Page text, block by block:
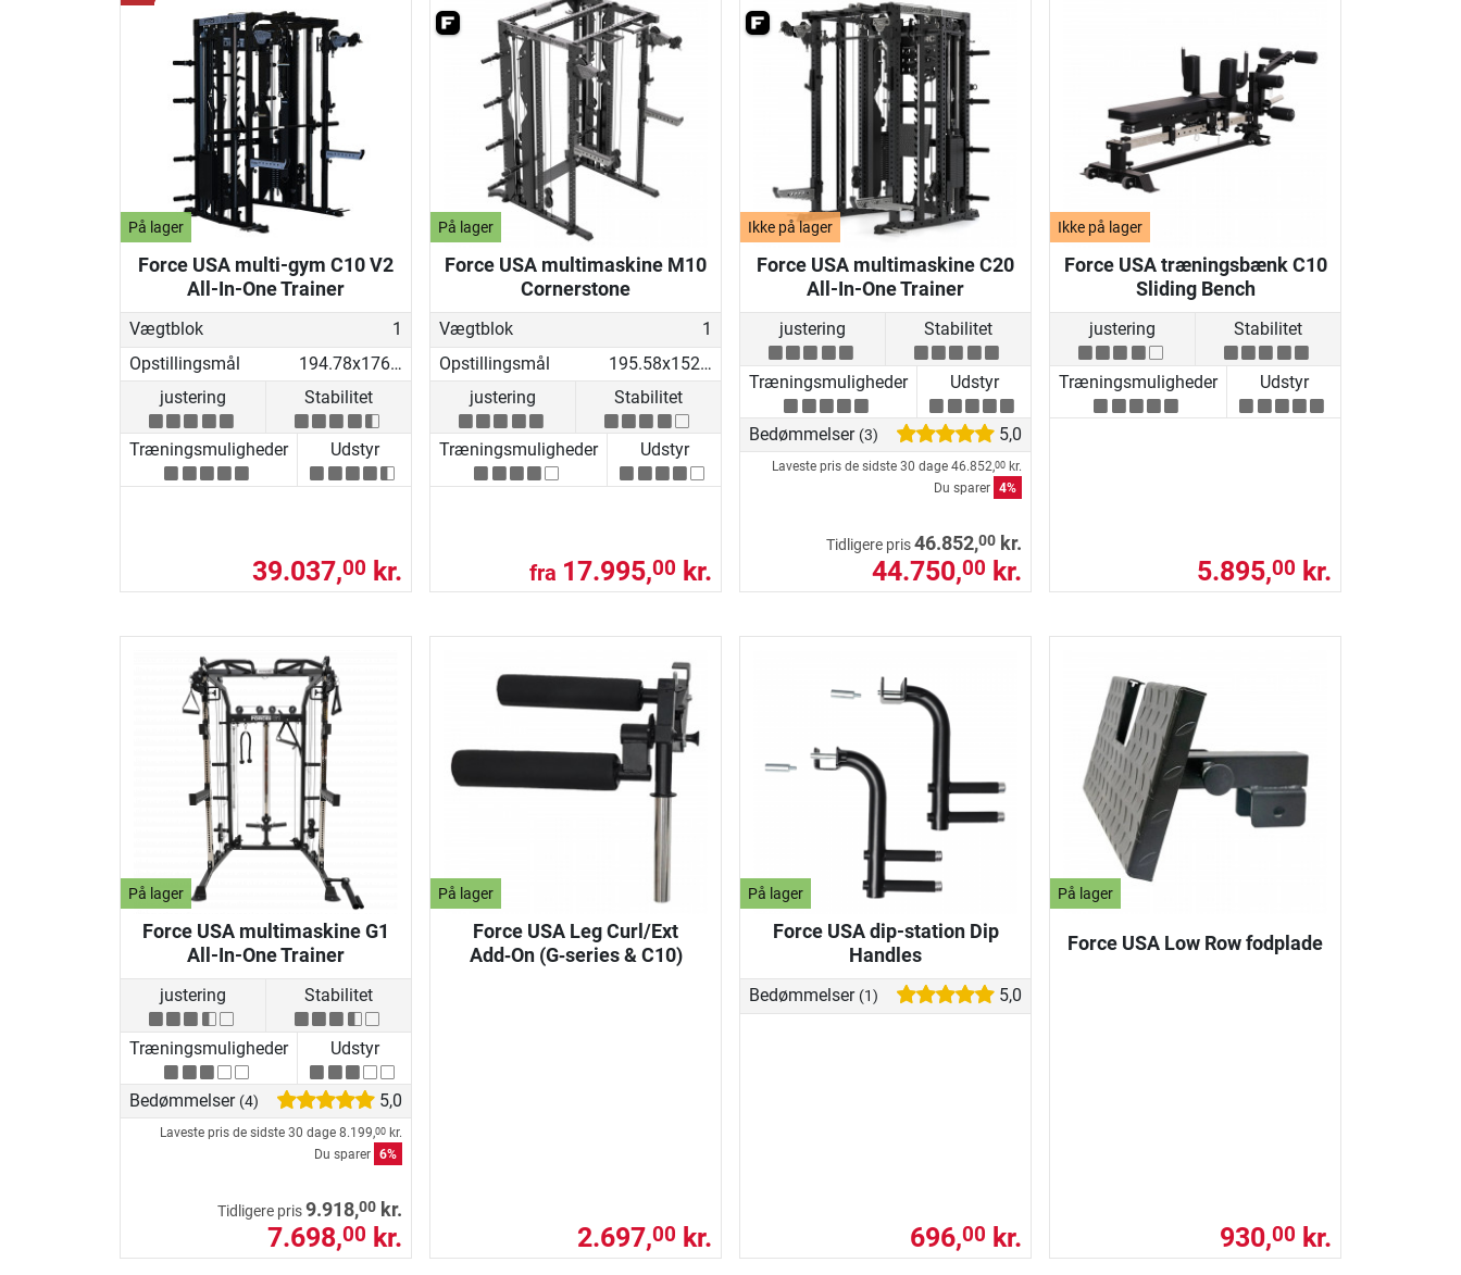
På lager
Force USA multi-gym C10 V2
All-In-One Trainer
Vægtblok
1
Opstillingsmål
194.78x176.69x219.53 cm
justering
Stabilitet
Træningsmuligheder Udstyr
39.037,00 kr.
På lager
Force USA multimaskine M10
Cornerstone
Vægtblok
1
Opstillingsmål
195.58x152.4x219.71 cm
justering
Stabilitet
Træningsmuligheder Udstyr
fra 17.995,00 kr.
Ikke på lager
Force USA multimaskine C20
All-In-One Trainer
justering Stabilitet
Træningsmuligheder Udstyr
Bedømmelser (3) 5,0
Laveste pris de sidste 30 dage 46.852,00 kr.
Du sparer 4%
Tidligere pris46.852,00 kr.
44.750,00 kr.
Ikke på lager
Force USA træningsbænk C10
Sliding Bench
justering Stabilitet
Træningsmuligheder Udstyr
5.895,00 kr.
På lager
Force USA multimaskine G1
All-In-One Trainer
justering Stabilitet
Træningsmuligheder Udstyr
Bedømmelser (4) 5,0
Laveste pris de sidste 30 dage 8.199,00 kr.
Du sparer 6%
Tidligere pris9.918,00 kr.
7.698,00 kr.
På lager
Force USA Leg Curl/Ext
Add‑On (G‑series & C10)
2.697,00 kr.
På lager
Force USA dip-station Dip
Handles
Bedømmelser (1) 5,0
696,00 kr.
På lager
Force USA Low Row fodplade
930,00 kr.